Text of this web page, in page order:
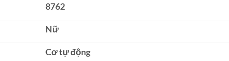
8762
Nữ
Cơ tự động